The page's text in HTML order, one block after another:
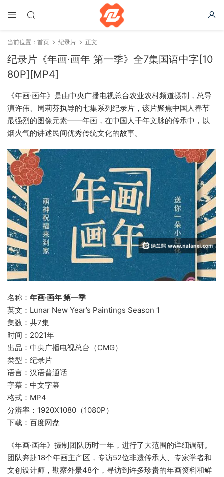
当前位置： 首页 纪录片 正文
纪录片《年画·画年 第一季》全7集国语中字[10
80P][MP4]
《年画·画年》是由中央广播电视总台农业农村频道摄制，总导
演许伟、周莉芬执导的七集系列纪录片，该片聚焦中国人春节
最强烈的图像元素——年画，在中国人千年文脉的传承中，以
烟火气的讲述民间优秀传统文化的故事。
名称： 年画·画年 第一季
英文：Lunar New Year’s Paintings Season 1
集数：共7集
时间：2021年
出品：中央广播电视总台（CMG）
类型：纪录片
语言：汉语普通话
字幕：中文字幕
格式：MP4
分辨率：1920X1080（1080P）
下载：百度网盘
《年画·画年》摄制团队历时一年，进行了大范围的详细调研。
团队奔赴18个年画主产区，专访52位非遗传承人、专家学者和
文创设计师，勘察外景48个，寻访到许多珍贵的年画资料和鲜